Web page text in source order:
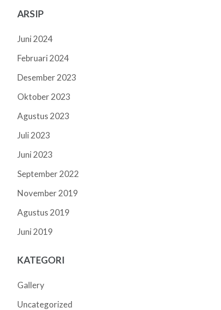
ARSIP
Juni 2024
Februari 2024
Desember 2023
Oktober 2023
Agustus 2023
Juli 2023
Juni 2023
September 2022
November 2019
Agustus 2019
Juni 2019
KATEGORI
Gallery
Uncategorized